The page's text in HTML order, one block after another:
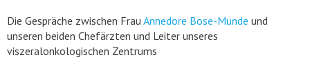
Die Gespräche zwischen Frau Annedore Bose-Munde und
unseren beiden Chefärzten und Leiter unseres
viszeralonkologischen Zentrums